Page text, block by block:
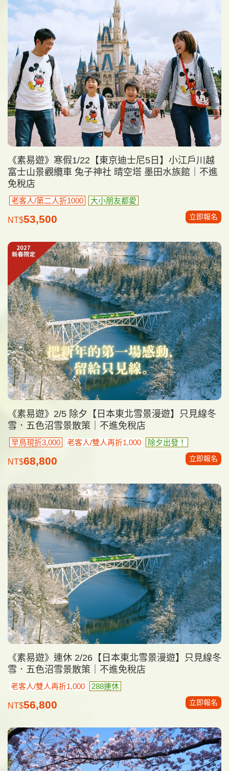
《素易遊》寒假1/22【東京迪士尼5日】小江戶川越
富士山景觀纜車 兔子神社 晴空塔 墨田水族館｜不進
免稅店
老客人/第二人折1000 大小朋友都愛
NT$53,500 立即報名
《素易遊》2/5 除夕【日本東北雪景漫遊】只見線冬
雪．五色沼雪景散策｜不進免稅店
早鳥現折3,000 老客人/雙人再折1,000 除夕出發！
NT$68,800 立即報名
《素易遊》連休 2/26【日本東北雪景漫遊】只見線冬
雪．五色沼雪景散策｜不進免稅店
老客人/雙人再折1,000 288連休
NT$56,800 立即報名